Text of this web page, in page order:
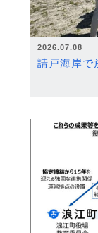
2026.07.08
請戸海岸で